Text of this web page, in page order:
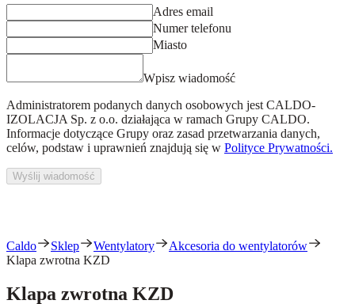
Adres email
Numer telefonu
Miasto
Wpisz wiadomość
Administratorem podanych danych osobowych jest CALDO-
IZOLACJA Sp. z o.o. działająca w ramach Grupy CALDO.
Informacje dotyczące Grupy oraz zasad przetwarzania danych,
celów, podstaw i uprawnień znajdują się w Polityce Prywatności.
Wyślij wiadomość
Caldo Sklep Wentylatory
Akcesoria do wentylatorów
Klapa zwrotna KZD
Klapa zwrotna KZD